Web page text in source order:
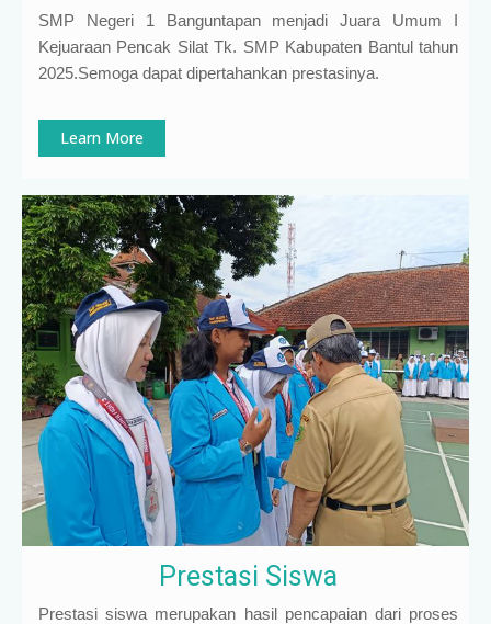
SMP Negeri 1 Banguntapan menjadi Juara Umum I
Kejuaraan Pencak Silat Tk. SMP Kabupaten Bantul tahun
2025.Semoga dapat dipertahankan prestasinya.
Learn More
Prestasi Siswa
Prestasi siswa merupakan hasil pencapaian dari proses